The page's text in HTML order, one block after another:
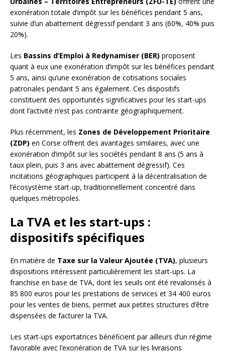
exonération totale d’impôt sur les bénéfices pendant 5 ans,
suivie d’un abattement dégressif pendant 3 ans (60%, 40% puis
20%).
Les Bassins d’Emploi à Redynamiser (BER) proposent
quant à eux une exonération d’impôt sur les bénéfices pendant
5 ans, ainsi qu’une exonération de cotisations sociales
patronales pendant 5 ans également. Ces dispositifs
constituent des opportunités significatives pour les start-ups
dont l’activité n’est pas contrainte géographiquement.
Plus récemment, les Zones de Développement Prioritaire
(ZDP) en Corse offrent des avantages similaires, avec une
exonération d’impôt sur les sociétés pendant 8 ans (5 ans à
taux plein, puis 3 ans avec abattement dégressif). Ces
incitations géographiques participent à la décentralisation de
l’écosystème start-up, traditionnellement concentré dans
quelques métropoles.
La TVA et les start-ups :
dispositifs spécifiques
En matière de Taxe sur la Valeur Ajoutée (TVA), plusieurs
dispositions intéressent particulièrement les start-ups. La
franchise en base de TVA, dont les seuils ont été revalorisés à
85 800 euros pour les prestations de services et 34 400 euros
pour les ventes de biens, permet aux petites structures d’être
dispensées de facturer la TVA.
Les start-ups exportatrices bénéficient par ailleurs d’un régime
favorable avec l’exonération de TVA sur les livraisons